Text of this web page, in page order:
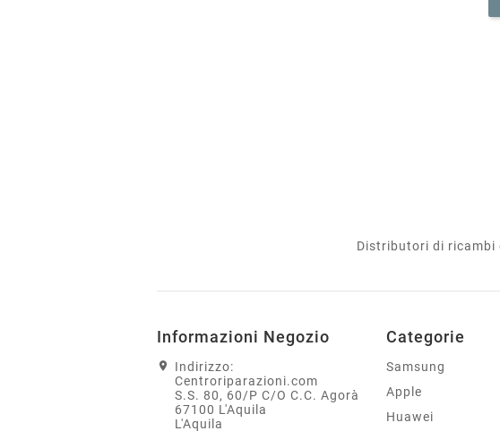
Distributori di ricambi
Informazioni Negozio
Indirizzo:
Centroriparazioni.com
S.S. 80, 60/P C/O C.C. Agorà
67100 L'Aquila
L'Aquila
Categorie
Samsung
Apple
Huawei